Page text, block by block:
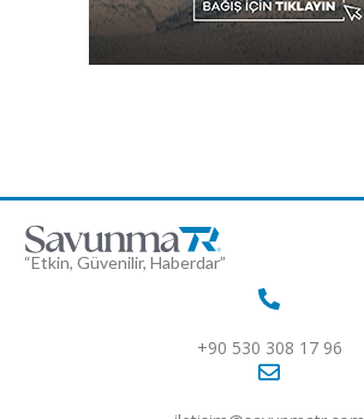
“Etkin, Güvenilir, Haberdar”
+90 530 308 17 96